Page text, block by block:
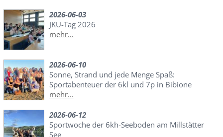
2026-06-03
JKU-Tag 2026
mehr...
2026-06-10
Sonne, Strand und jede Menge Spaß:
Sportabenteuer der 6kl und 7p in Bibione
mehr...
2026-06-12
Sportwoche der 6kh-Seeboden am Millstätter
See